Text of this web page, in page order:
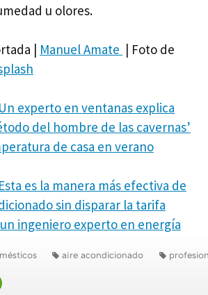
u olores.
| Manuel Amate | Foto de
Un experto en ventanas explica
del hombre de las cavernas’
de casa en verano
Esta es la manera más efectiva de
sin disparar la tarifa
ingeniero experto en energía
aire acondicionado